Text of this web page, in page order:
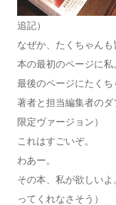
追記）
なぜか、たくちゃんも
本の最初のページに私
最後のページにたくち
著者と担当編集者の
限定ヴァージョン）
これはすごいぞ。
わあー。
その本、私が欲しい
ってくれなさそう）